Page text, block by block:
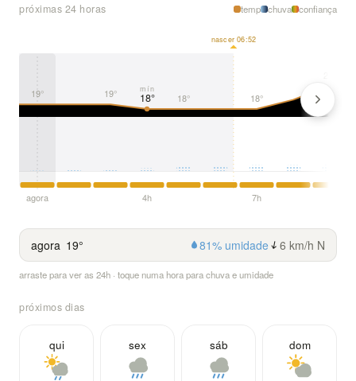
próximas 24 horas temp chuva confiança
19° 19° 18° 18° 18°
mín
agora 4h 7h
nascer 06:52
agora 19° 81% umidade 6 km/h N
arraste para ver as 24h · toque numa hora para chuva e umidade
próximos dias
qui sex sáb dom